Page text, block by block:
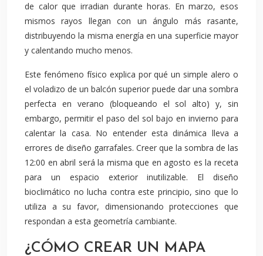
de calor que irradian durante horas. En marzo, esos
mismos rayos llegan con un ángulo más rasante,
distribuyendo la misma energía en una superficie mayor
y calentando mucho menos.
Este fenómeno físico explica por qué un simple alero o
el voladizo de un balcón superior puede dar una sombra
perfecta en verano (bloqueando el sol alto) y, sin
embargo, permitir el paso del sol bajo en invierno para
calentar la casa. No entender esta dinámica lleva a
errores de diseño garrafales. Creer que la sombra de las
12:00 en abril será la misma que en agosto es la receta
para un espacio exterior inutilizable. El diseño
bioclimático no lucha contra este principio, sino que lo
utiliza a su favor, dimensionando protecciones que
respondan a esta geometría cambiante.
¿CÓMO CREAR UN MAPA